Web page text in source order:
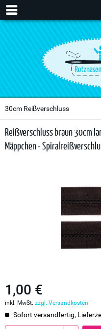
30cm Reißverschluss
Reißverschluss braun 30cm
Mäppchen -
1,00 €
inkl. MwSt. zzgl. Versandkosten
Sofort versandfertig,